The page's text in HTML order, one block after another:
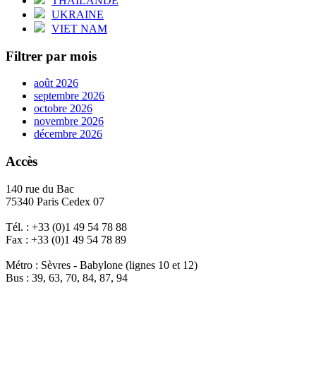
UKRAINE
VIET NAM
Filtrer par mois
août 2026
septembre 2026
octobre 2026
novembre 2026
décembre 2026
Accès
140 rue du Bac
75340 Paris Cedex 07
Tél. : +33 (0)1 49 54 78 88
Fax : +33 (0)1 49 54 78 89
Métro : Sèvres - Babylone (lignes 10 et 12)
Bus : 39, 63, 70, 84, 87, 94